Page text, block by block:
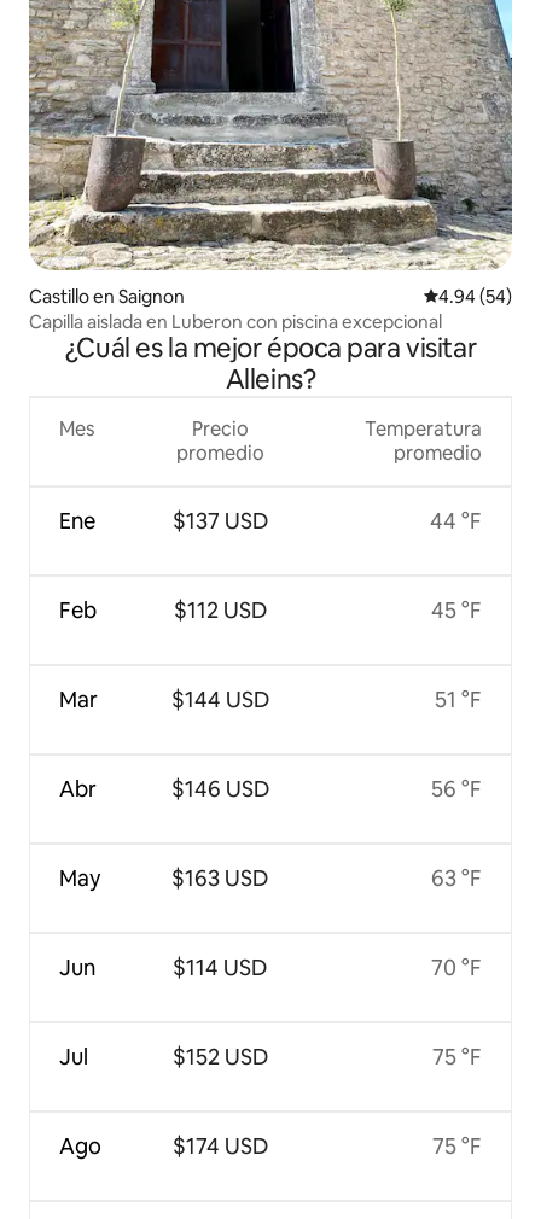
Castillo en Saignon Calificación
4.94 (54)
Capilla aislada en Luberon con piscina excepcional
¿Cuál es la mejor época para visitar
Alleins?
Mes
Ene
Feb
Mar
Abr
May
Jun
Jul
Ago
Precio
promedio
$137 USD
$112 USD
$144 USD
$146 USD
$163 USD
$114 USD
$152 USD
$174 USD
Temperatura
promedio
44 °F
45 °F
51 °F
56 °F
63 °F
70 °F
75 °F
75 °F